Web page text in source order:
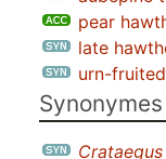
pear
late
urn-
Synonymes